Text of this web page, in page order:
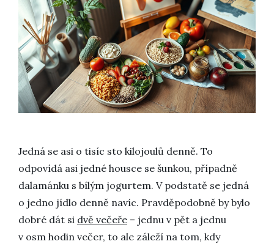
Jedná se asi o tisíc sto kilojoulů denně. To
odpovídá asi jedné housce se šunkou, případně
dalamánku s bílým jogurtem. V podstatě se jedná
o jedno jídlo denně navíc. Pravděpodobně by bylo
dobré dát si dvě večeře – jednu v pět a jednu
v osm hodin večer, to ale záleží na tom, kdy